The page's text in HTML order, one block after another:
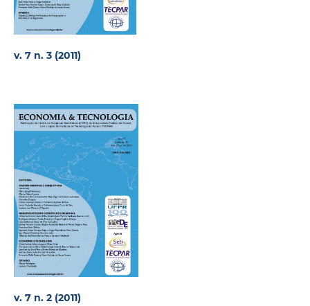
v. 7 n. 3 (2011)
v. 7 n. 2 (2011)